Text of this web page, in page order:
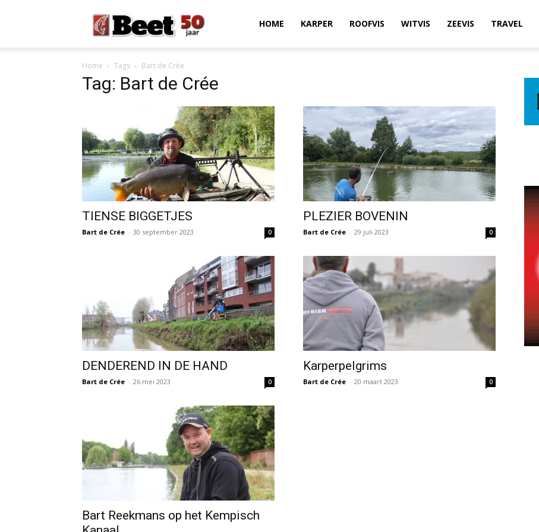
HOME KARPER ROOFVIS WITVIS ZEEVIS TRAVEL
Home Tags Bart de Crée
Tag: Bart de Crée
TIENSE BIGGETJES
Bart de Crée - 30 september 2023 0
PLEZIER BOVENIN
Bart de Crée - 29 juli 2023 0
DENDEREND IN DE HAND
Bart de Crée - 26 mei 2023 0
Karperpelgrims
Bart de Crée - 20 maart 2023 0
Bart Reekmans op het Kempisch